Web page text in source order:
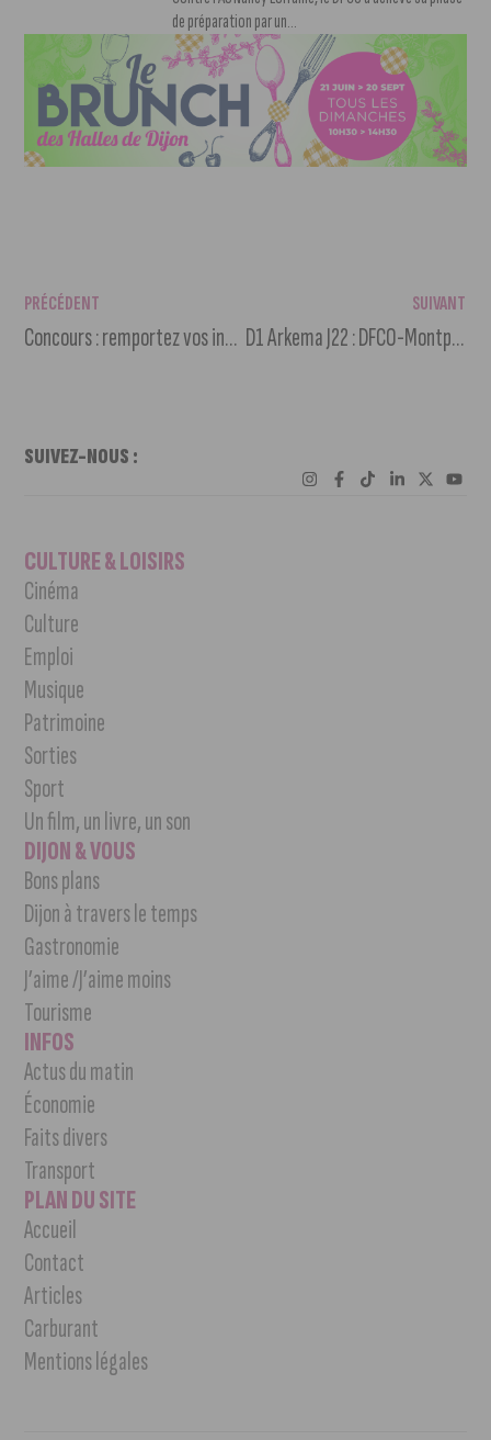
de préparation par un...
PRÉCÉDENT
Concours : remportez vos invitations pour le VYV Festival 2023
SUIVANT
D1 Arkema J22 : DFCO-Montpellier : victoire de Dijon (2-1)
SUIVEZ-NOUS :
CULTURE & LOISIRS
Cinéma
Culture
Emploi
Musique
Patrimoine
Sorties
Sport
Un film, un livre, un son
DIJON & VOUS
Bons plans
Dijon à travers le temps
Gastronomie
J’aime /J’aime moins
Tourisme
INFOS
Actus du matin
Économie
Faits divers
Transport
PLAN DU SITE
Accueil
Contact
Articles
Carburant
Mentions légales